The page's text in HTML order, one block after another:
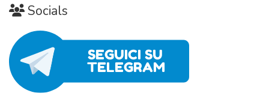
Capitolo 30
Capitolo 29
Capitolo 21
02 Novembre 2020
Capitolo 20
Capitolo 12
Capitolo 11
02 Novembre 2020
Capitolo 03
Capitolo 02
Capitolo 01
Socials